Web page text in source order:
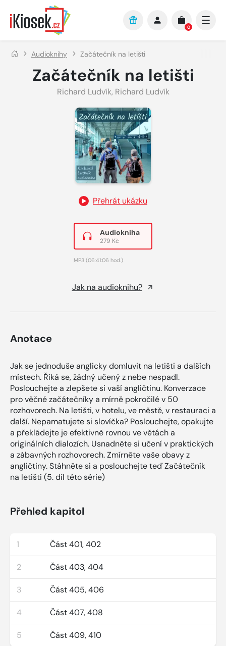
Přejít na hlavní obsah
0
Audioknihy Začátečník na letišti
Začátečník na letišti
Richard Ludvík, Richard Ludvík
Přehrát ukázku
Audiokniha
279 Kč
MP3 (06:41:06 hod.)
Jak na audioknihu?
Anotace
Jak se jednoduše anglicky domluvit na letišti a dalších
místech. Říká se, žádný učený z nebe nespadl.
Poslouchejte a zlepšete si vaší angličtinu. Konverzace
pro věčné začátečníky a mírně pokročilé v 50
rozhovorech. Na letišti, v hotelu, ve městě, v restauraci a
další. Nepamatujete si slovíčka? Poslouchejte, opakujte
a překládejte je efektivně rovnou ve větách a
originálních dialozích. Usnadněte si učení v praktických
a zábavných rozhovorech. Zmírněte vaše obavy z
angličtiny. Stáhněte si a poslouchejte teď Začátečník
na letišti (5. díl této série)
Přehled kapitol
1 Část 401, 402
2 Část 403, 404
3 Část 405, 406
4 Část 407, 408
5 Část 409, 410